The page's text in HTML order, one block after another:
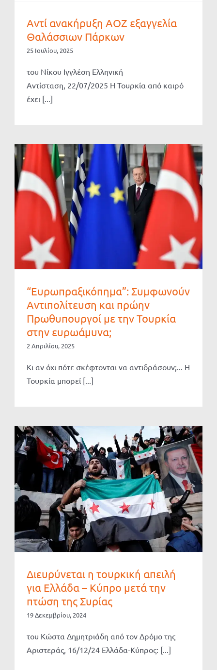
Αντί ανακήρυξη ΑΟΖ εξαγγελία
Θαλάσσιων Πάρκων
25 Ιουλίου, 2025
του Νίκου Ιγγλέση Ελληνική
Αντίσταση, 22/07/2025 Η Τουρκία από καιρό
έχει [...]
“Ευρωπραξικόπημα”: Συμφωνούν
Αντιπολίτευση και πρώην
Πρωθυπουργοί με την Τουρκία
στην ευρωάμυνα;
2 Απριλίου, 2025
Κι αν όχι πότε σκέφτονται να αντιδράσουν;... Η
Τουρκία μπορεί [...]
Διευρύνεται η τουρκική απειλή
για Ελλάδα – Κύπρο μετά την
πτώση της Συρίας
19 Δεκεμβρίου, 2024
του Kώστα Δημητριάδη από τον Δρόμο της
Αριστεράς, 16/12/24 Ελλάδα-Κύπρος: [...]